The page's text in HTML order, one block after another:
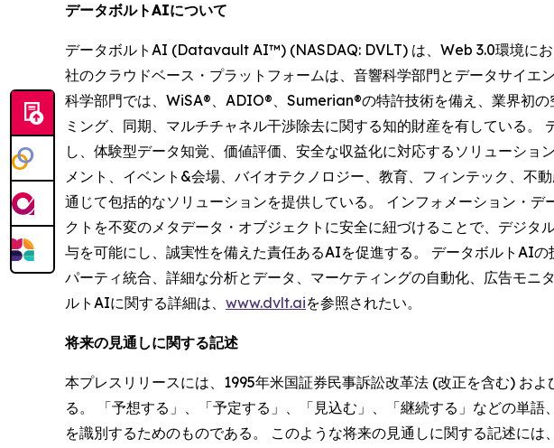
データボルトAIについて
データボルトAI (Datavault AI™) (NASDAQ: DVLT) は、Web 3.0環境に
社のクラウドベース・プラットフォームは、音響科学部門とデータサイ
科学部門では、WiSA®、ADIO®、Sumerian®の特許技術を備え、業界初
ミング、同期、マルチチャネル干渉除去に関する知的財産を有している
し、体験型データ知覚、価値評価、安全な収益化に対応するソリューシ
メント、イベント&会場、バイオテクノロジー、教育、フィンテック、不
通じて包括的なソリューションを提供している。 インフォメーション
クトを不変のメタデータ・オブジェクトに安全に紐づけることで、デジ
与を可能にし、誠実性を備えた責任あるAIを促進する。 データボルトAI
パーティ統合、詳細な分析とデータ、マーケティングの自動化、広告モ
ルトAIに関する詳細は、 www.dvlt.aiを参照されたい。
将来の見通しに関する記述
本プレスリリースには、1995年米国証券民事訴訟改革法 (改正を含む) お
る。 「予想する」、「予定する」、「見込む」、「継続する」などの単
を識別するためのものである。 このような将来の見通しに関する記述に